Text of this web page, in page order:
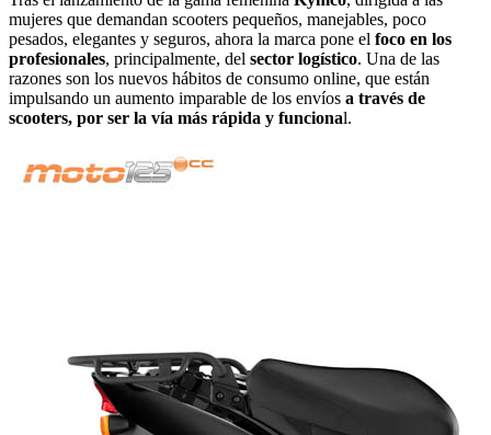
mujeres que demandan scooters pequeños, manejables, poco
pesados, elegantes y seguros, ahora la marca pone el foco en los
profesionales, principalmente, del sector logístico. Una de las
razones son los nuevos hábitos de consumo online, que están
impulsando un aumento imparable de los envíos a través de
scooters, por ser la vía más rápida y funcional.